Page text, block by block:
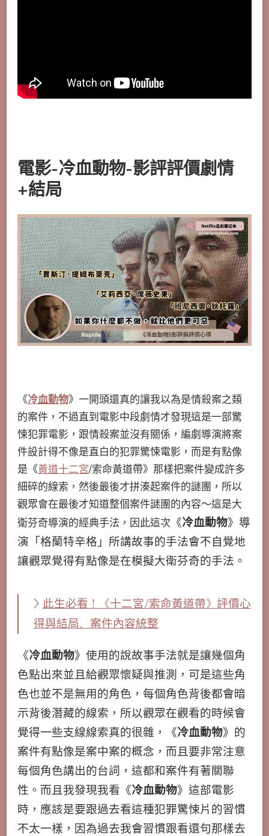
電影-冷血動物-影評評價劇情
+結局
《冷血動物》一開頭還真的讓我以為是情殺案之類
的案件，不過直到電影中段劇情才發現這是一部驚
悚犯罪電影，跟情殺案並沒有關係，編劇導演將案
件設計得不像是直白的犯罪驚悚電影，而是有點像
是《黃道十二宮/索命黃道帶》那樣把案件變成許多
細碎的線索，然後最後才拼湊起案件的謎團，所以
觀眾會在最後才知道整個案件謎團的內容～這是大
衛芬奇導演的經典手法，因此這次 《冷血動物》導
演「格蘭特辛格」所講故事的手法會不自覺地
讓觀眾覺得有點像是在模擬大衛芬奇的手法。
> 此生必看！《十二宮/索命黃道帶》評價心
得與結局、案件內容統整
《冷血動物》使用的說故事手法就是讓幾個角
色點出來並且給觀眾懷疑與推測，可是這些角
色也並不是無用的角色，每個角色背後都會暗
示背後潛藏的線索，所以觀眾在觀看的時候會
覺得一些支線線索真的很雜，《冷血動物》的
案件有點像是案中案的概念，而且要非常注意
每個角色講出的台詞，這都和案件有著關聯
性。而且我發現我看《冷血動物》這部電影
時，應該是要跟過去看這種犯罪驚悚片的習慣
不太一樣，因為過去我會習慣跟看還句那樣去